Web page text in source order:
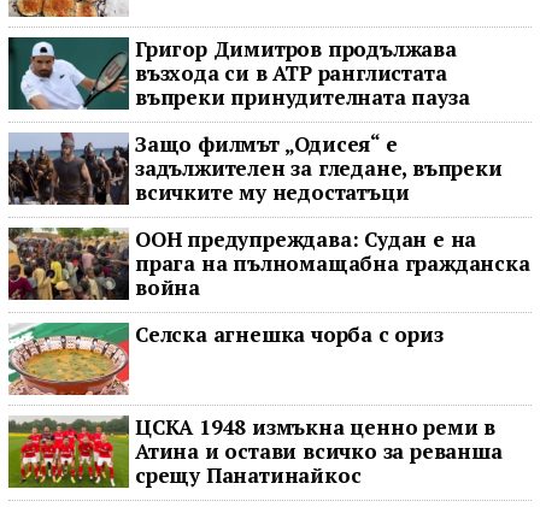
Григор Димитров продължава
възхода си в ATP ранглистата
въпреки принудителната пауза
Защо филмът „Одисея“ е
задължителен за гледане, въпреки
всичките му недостатъци
ООН предупреждава: Судан е на
прага на пълномащабна гражданска
война
Селска агнешка чорба с ориз
ЦСКА 1948 измъкна ценно реми в
Атина и остави всичко за реванша
срещу Панатинайкос